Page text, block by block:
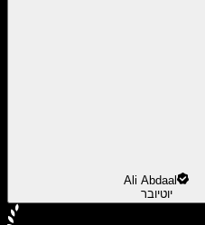
Ali Abdaal
יוטיובר